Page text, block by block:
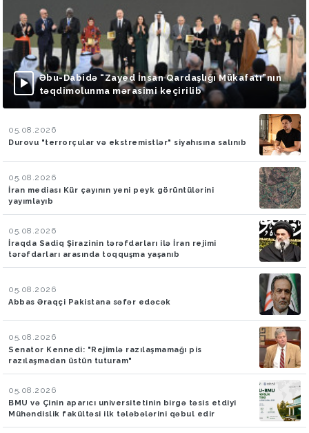
Əbu-Dabidə “Zayed İnsan Qardaşlığı Mükafatı”nın
təqdimolunma mərasimi keçirilib
05.08.2026
Durovu "terrorçular və ekstremistlər" siyahısına salınıb
05.08.2026
İran mediası Kür çayının yeni peyk görüntülərini
yayımlayıb
05.08.2026
İraqda Sadiq Şirazinin tərəfdarları ilə İran rejimi
tərəfdarları arasında toqquşma yaşanıb
05.08.2026
Abbas Əraqçi Pakistana səfər edəcək
05.08.2026
Senator Kennedi: "Rejimlə razılaşmamağı pis
razılaşmadan üstün tuturam"
05.08.2026
BMU və Çinin aparıcı universitetinin birgə təsis etdiyi
Mühəndislik fakültəsi ilk tələbələrini qəbul edir